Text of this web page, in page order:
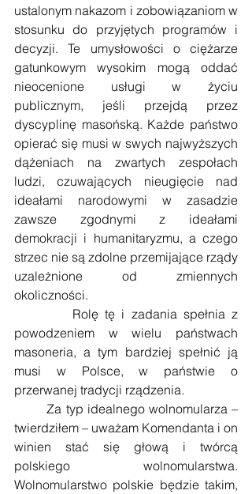
ustalonym nakazom i zobowiązaniom w
stosunku do przyjętych programów i
decyzji. Te umysłowości o ciężarze
gatunkowym wysokim mogą oddać
nieocenione usługi w życiu
publicznym, jeśli przejdą przez
dyscyplinę masońską. Każde państwo
opierać się musi w swych najwyższych
dążeniach na zwartych zespołach
ludzi, czuwających nieugięcie nad
ideałami narodowymi w zasadzie
zawsze zgodnymi z ideałami
demokracji i humanitaryzmu, a czego
strzec nie są zdolne przemijające rządy
uzależnione od zmiennych
okoliczności.
powodzeniem w wielu państwach
masoneria, a tym bardziej spełnić ją
musi w Polsce, w państwie o
przerwanej tradycji rządzenia.
        Za typ idealnego wolnomularza –
twierdziłem – uważam Komendanta i on
winien stać się głową i twórcą
polskiego wolnomularstwa.
Wolnomularstwo polskie będzie takim,